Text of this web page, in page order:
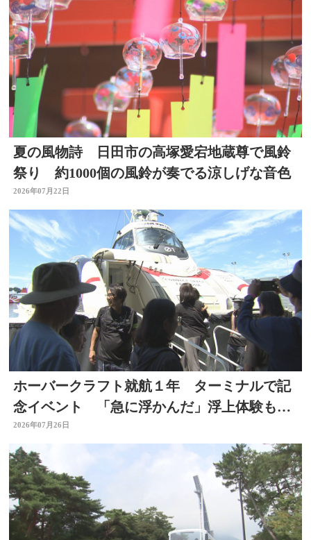
夏の風物詩 日田市の高塚愛宕地蔵尊で風鈴
祭り 約1000個の風鈴が奏でる涼しげな音色
2026年07月22日
ホーバークラフト就航１年 ターミナルで記
念イベント 「急に浮かんだ」浮上体験も
大分
2026年07月26日